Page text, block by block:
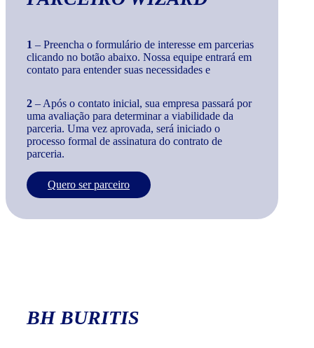
1 – Preencha o formulário de interesse em parcerias
clicando no botão abaixo. Nossa equipe entrará em
contato para entender suas necessidades e
2 – Após o contato inicial, sua empresa passará por
uma avaliação para determinar a viabilidade da
parceria. Uma vez aprovada, será iniciado o
processo formal de assinatura do contrato de
parceria.
Quero ser parceiro
BH BURITIS